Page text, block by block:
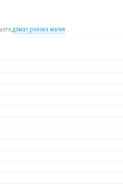
домат розова магия